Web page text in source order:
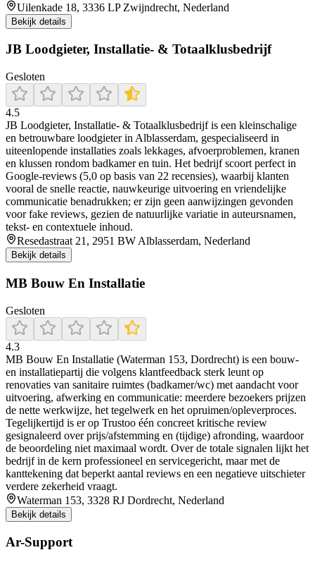
Uilenkade 18, 3336 LP Zwijndrecht, Nederland
Bekijk details
JB Loodgieter, Installatie- & Totaalklusbedrijf
Gesloten
4.5
JB Loodgieter, Installatie‑ & Totaalklusbedrijf is een kleinschalige
en betrouwbare loodgieter in Alblasserdam, gespecialiseerd in
uiteenlopende installaties zoals lekkages, afvoerproblemen, kranen
en klussen rondom badkamer en tuin. Het bedrijf scoort perfect in
Google‑reviews (5,0 op basis van 22 recensies), waarbij klanten
vooral de snelle reactie, nauwkeurige uitvoering en vriendelijke
communicatie benadrukken; er zijn geen aanwijzingen gevonden
voor fake reviews, gezien de natuurlijke variatie in auteursnamen,
tekst- en contextuele inhoud.
Resedastraat 21, 2951 BW Alblasserdam, Nederland
Bekijk details
MB Bouw En Installatie
Gesloten
4.3
MB Bouw En Installatie (Waterman 153, Dordrecht) is een bouw-
en installatiepartij die volgens klantfeedback sterk leunt op
renovaties van sanitaire ruimtes (badkamer/wc) met aandacht voor
uitvoering, afwerking en communicatie: meerdere bezoekers prijzen
de nette werkwijze, het tegelwerk en het opruimen/opleverproces.
Tegelijkertijd is er op Trustoo één concreet kritische review
gesignaleerd over prijs/afstemming en (tijdige) afronding, waardoor
de beoordeling niet maximaal wordt. Over de totale signalen lijkt het
bedrijf in de kern professioneel en servicegericht, maar met de
kanttekening dat beperkt aantal reviews en een negatieve uitschieter
verdere zekerheid vraagt.
Waterman 153, 3328 RJ Dordrecht, Nederland
Bekijk details
Ar-Support